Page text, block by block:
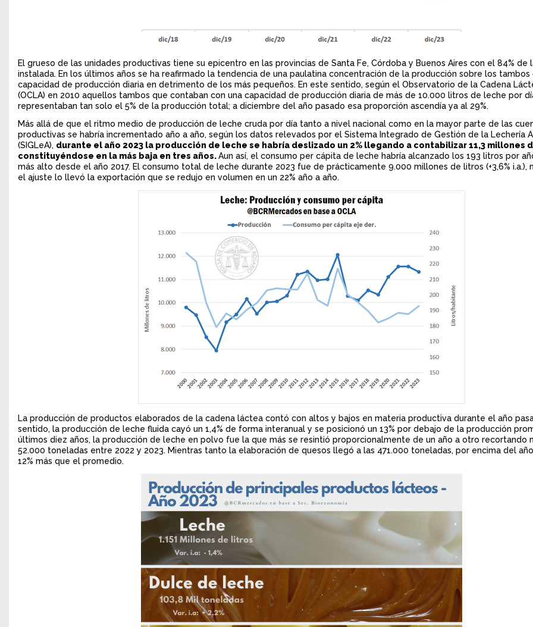
El grueso de las unidades productivas tiene su epicentro en las provincias de Santa Fe, Córdoba y Buenos Aires con el 84% de
instalada. En los últimos años se ha reafirmado la tendencia de una paulatina concentración de la producción sobre los tambos
capacidad de producción diaria en detrimento de los más pequeños. En este sentido, según el Observatorio de la Cadena
(OCLA) en 2010 aquellos tambos que contaban con una capacidad de producción diaria de más de 10.000 litros de leche por
representaban tan solo el 5% de la producción total; a diciembre del año pasado esa proporción ascendía ya al 29%.
Más allá de que el ritmo medio de producción de leche cruda por día tanto a nivel nacional como en la mayor parte de las
productivas se habría incrementado año a año, según los datos relevados por el Sistema Integrado de Gestión de la Lechería
(SIGLeA), durante el año 2023 la producción de leche se habría deslizado un 2% llegando a contabilizar 11,3 millones
constituyéndose en la más baja en tres años.Aun así, el consumo per cápita de leche habría alcanzado los 193 litros por
más alto desde el año 2017. El consumo total de leche durante 2023 fue de prácticamente 9.000 millones de litros (+3,6% i.a.),
el ajuste lo llevó la exportación que se redujo en volumen en un 22% año a año.
La producción de productos elaborados de la cadena láctea contó con altos y bajos en materia productiva durante el año
sentido, la producción de leche fluida cayó un 1,4% de forma interanual y se posicionó un 13% por debajo de la producción
últimos diez años, la producción de leche en polvo fue la que más se resintió proporcionalmente de un año a otro recortando
52.000 toneladas entre 2022 y 2023. Mientras tanto la elaboración de quesos llegó a las 471.000 toneladas, por encima del
12% más que el promedio.